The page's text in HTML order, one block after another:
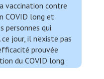
vaccination contre
COVID long et
personnes qui
jour, il n'existe pas
prouvée
du COVID long.